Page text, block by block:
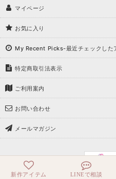
新作アイテム LINEで相談
マイページ
お気に入り
My Recent Picks-最近チェックした
特定商取引法表示
ご利用案内
お問い合わせ
メールマガジン